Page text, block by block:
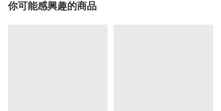
你可能感興趣的商品